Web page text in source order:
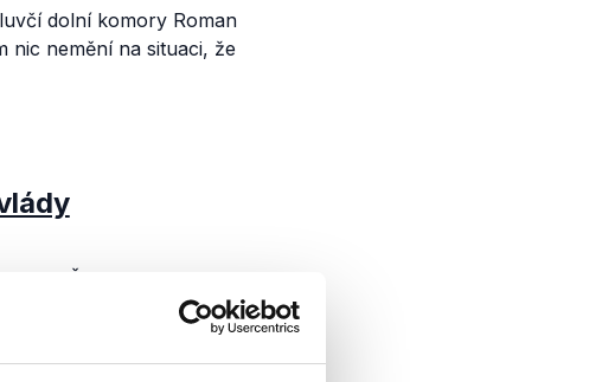
dolní komory Roman
nic nemění na situaci, že
Park ČT24 vystoupil
vlády Jiří Rusnok.